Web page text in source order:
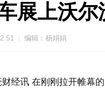
展上​沃
编辑：杨娟娟
经讯 在刚刚拉开帷幕